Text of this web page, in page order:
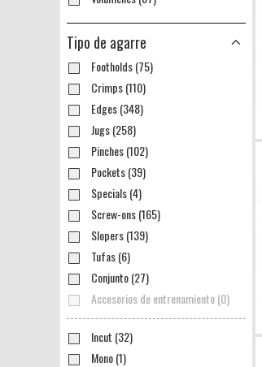
Tipo de agarre
Footholds (75)
Crimps (110)
Edges (348)
Jugs (258)
Pinches (102)
Pockets (39)
Specials (4)
Screw-ons (165)
Slopers (139)
Tufas (6)
Conjunto (27)
Accesorios de entrenamiento (0)
Incut (32)
Mono (1)